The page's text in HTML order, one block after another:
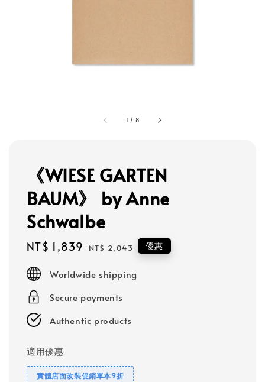
1 / 8
《WIESE GARTEN
BAUM》 by Anne
Schwalbe
Sale
NT$ 1,839 Regular
NT$ 2,043 優惠
Worldwide shipping
Secure payments
Authentic products
適用優惠
實體店面改裝促銷單本9折